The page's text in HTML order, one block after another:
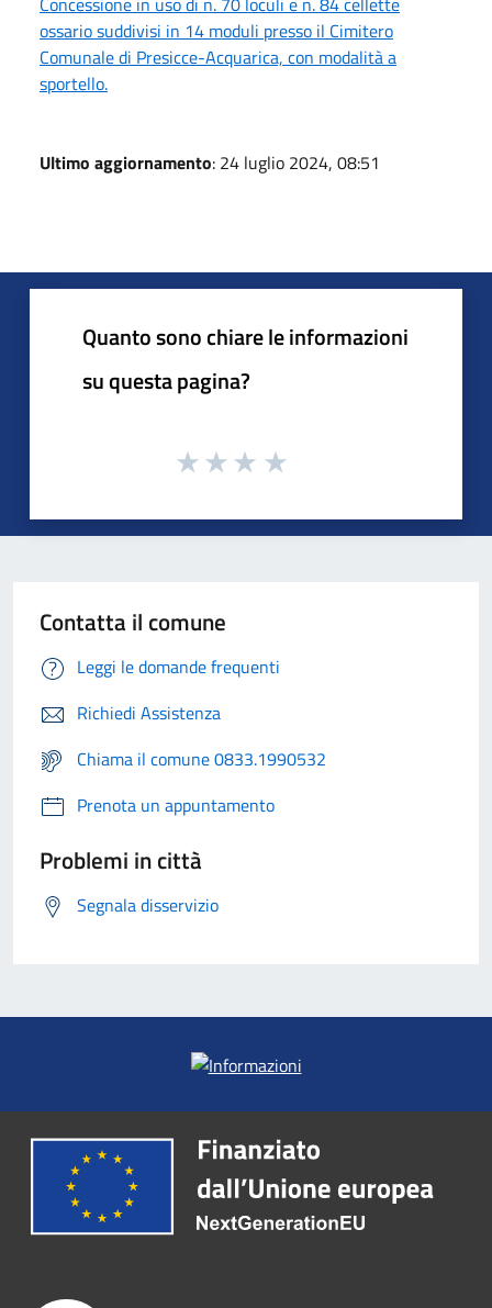
ossario suddivisi in 14 moduli presso il Cimitero
Comunale di Presicce-Acquarica, con modalità a
sportello.
Ultimo aggiornamento: 24 luglio 2024, 08:51
Quanto sono chiare le informazioni
su questa pagina?
Contatta il comune
Leggi le domande frequenti
Richiedi Assistenza
Chiama il comune 0833.1990532
Prenota un appuntamento
Problemi in città
Segnala disservizio